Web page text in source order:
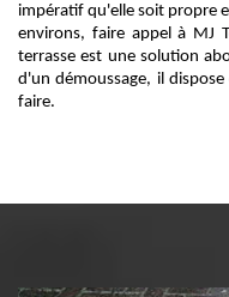
impératif qu'elle soit propre
environs, faire appel à MJ
terrasse est une solution
d'un démoussage, il
faire.